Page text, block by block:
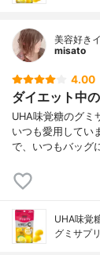
美容好き
misato
4.00
ダイエット中
UHA味覚糖のグミ
いつも愛用してい
で、いつもバッグ
UHA味覚
グミサプ